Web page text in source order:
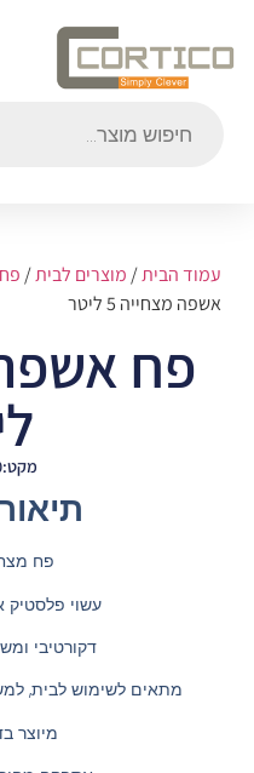
עמוד הבית/מוצרים לבית/
אשפה מצחייה 5 ליטר
מקט:6130, 6131
פח מצחייה
עשוי פלסטיק
דקורטיבי
מתאים לשימוש לבית,
מיוצר